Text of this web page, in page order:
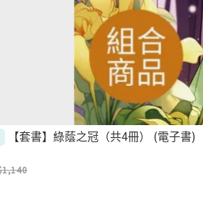
【套書】綠蔭之冠（共4冊） (電子書)
1,140